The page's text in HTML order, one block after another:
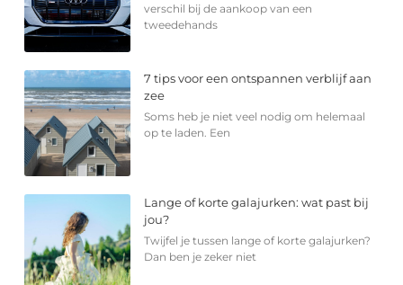
verschil bij de aankoop van een
tweedehands
7 tips voor een ontspannen verblijf aan
zee
Soms heb je niet veel nodig om helemaal
op te laden. Een
Lange of korte galajurken: wat past bij
jou?
Twijfel je tussen lange of korte galajurken?
Dan ben je zeker niet